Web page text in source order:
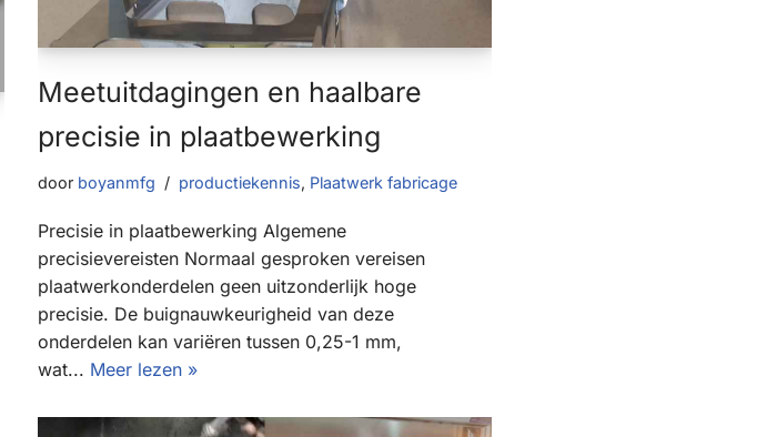
Meetuitdagingen en haalbare
precisie in plaatbewerking
door boyanmfg productiekennis, Plaatwerk fabricage
Precisie in plaatbewerking Algemene
precisievereisten Normaal gesproken vereisen
plaatwerkonderdelen geen uitzonderlijk hoge
precisie. De buignauwkeurigheid van deze
onderdelen kan variëren tussen 0,25-1 mm,
wat... Meer lezen »